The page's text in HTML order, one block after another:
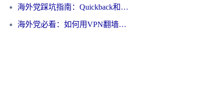
海外党踩坑指南：Quickback和归雁好用吗？选对加速器才能无缝刷国内资源
海外党必看：如何用VPN翻墙到大陆PTT？一篇解决你所有回国加速痛点